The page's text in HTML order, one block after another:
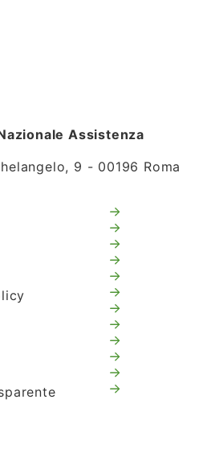
Assistenza
9 - 00196 Roma